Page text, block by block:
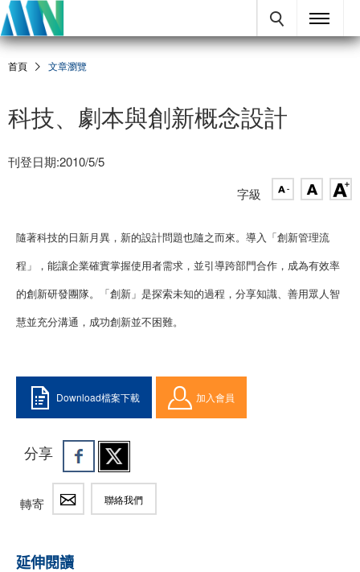
首頁 文章瀏覽
科技、劇本與創新概念設計
刊登日期:2010/5/5
字級
隨著科技的日新月異，新的設計問題也隨之而來。導入「創新管理流
程」，能讓企業確實掌握使用者需求，並引導跨部門合作，成為有效率
的創新研發團隊。「創新」是探索未知的過程，分享知識、善用眾人智
慧並充分溝通，成功創新並不困難。
Download檔案下載 加入會員
分享
轉寄 聯絡我們
延伸閱讀